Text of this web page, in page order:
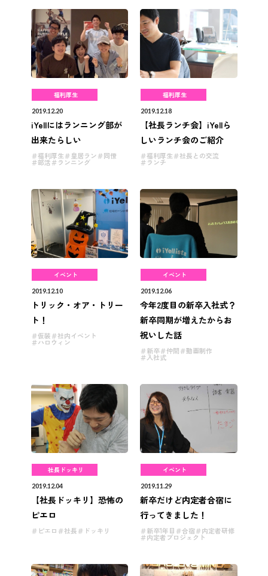
福利厚生
2019.12.20
iYellにはランニング部が
出来たらしい
福利厚生 皇居ラン 同僚
部活 ランニング
福利厚生
2019.12.18
【社長ランチ会】iYellら
しいランチ会のご紹介
福利厚生 社長との交流
ランチ
イベント
2019.12.10
トリック・オア・トリー
ト！
仮装 社内イベント
ハロウィン
イベント
2019.12.06
今年2度目の新卒入社式？
新卒同期が増えたからお
祝いした話
新卒 仲間 動画制作
入社式
社長ドッキリ
2019.12.04
【社長ドッキリ】恐怖の
ピエロ
ピエロ 社長 ドッキリ
イベント
2019.11.29
新卒だけど内定者合宿に
行ってきました！
新卒1年目 合宿 内定者研修
内定者プロジェクト